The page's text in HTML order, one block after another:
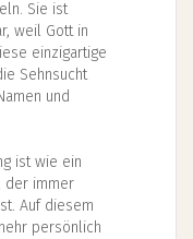
Sie ist
weil Gott in
einzigartige
Sehnsucht
und
ist wie ein
der immer
Auf diesem
persönlich